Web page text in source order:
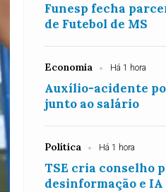
Funesp fecha
de Futebol de MS
Economia Há 1 hora
Auxílio-acidente
junto ao salário
Política Há 1 hora
TSE cria conselho
desinformação e IA